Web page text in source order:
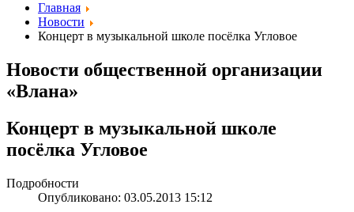
Главная
Новости
Концерт в музыкальной школе посёлка Угловое
Новости общественной организации
«Влана»
Концерт в музыкальной школе
посёлка Угловое
Подробности
Опубликовано: 03.05.2013 15:12